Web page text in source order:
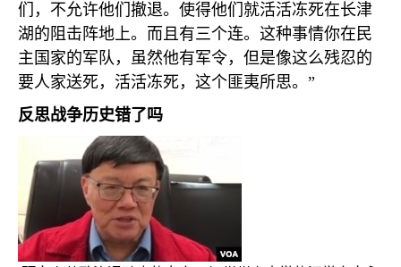
们，不允许他们撤退。使得他们就活活冻死在长津
湖的阻击阵地上。而且有三个连。这种事情你在民
主国家的军队，虽然他有军令，但是像这么残忍的
要人家送死，活活冻死，这个匪夷所思。”
反思战争历史错了吗